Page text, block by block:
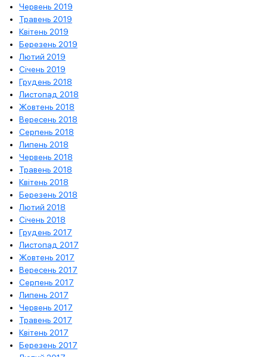
Червень 2019
Травень 2019
Квітень 2019
Березень 2019
Лютий 2019
Січень 2019
Грудень 2018
Листопад 2018
Жовтень 2018
Вересень 2018
Серпень 2018
Липень 2018
Червень 2018
Травень 2018
Квітень 2018
Березень 2018
Лютий 2018
Січень 2018
Грудень 2017
Листопад 2017
Жовтень 2017
Вересень 2017
Серпень 2017
Липень 2017
Червень 2017
Травень 2017
Квітень 2017
Березень 2017